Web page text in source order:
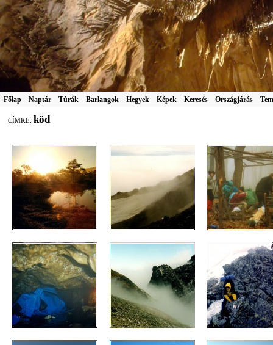
Főlap Naptár Túrák Barlangok Hegyek Képek Keresés Országjárás
CÍMKE: köd